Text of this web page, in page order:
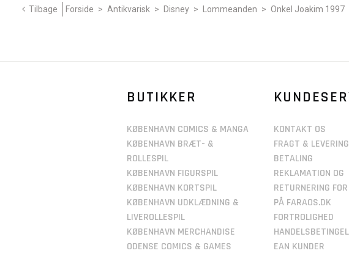
Tilbage Forside > Antikvarisk > Disney > Lommeanden > Onkel Joakim 1997
BUTIKKER
KØBENHAVN COMICS & MANGA
KØBENHAVN BRÆT- &
ROLLESPIL
KØBENHAVN FIGURSPIL
KØBENHAVN KORTSPIL
KØBENHAVN UDKLÆDNING &
LIVEROLLESPIL
KØBENHAVN MERCHANDISE
ODENSE COMICS & GAMES
KONTAKT OS
FRAGT & LEVERING
BETALING
REKLAMATION OG
RETURNERING
PÅ FARAOS.DK
FORTROLIGHED
EAN KUNDER